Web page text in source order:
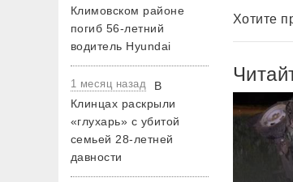
Климовском районе
погиб 56-летний
водитель Hyundai
1 месяц назад
В
Клинцах раскрыли
«глухарь» с убитой
семьей 28-летней
давности
Хотите